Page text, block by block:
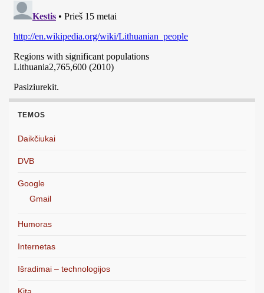
TEMOS
Daikčiukai
DVB
Google
Gmail
Humoras
Internetas
Išradimai – technologijos
Kita